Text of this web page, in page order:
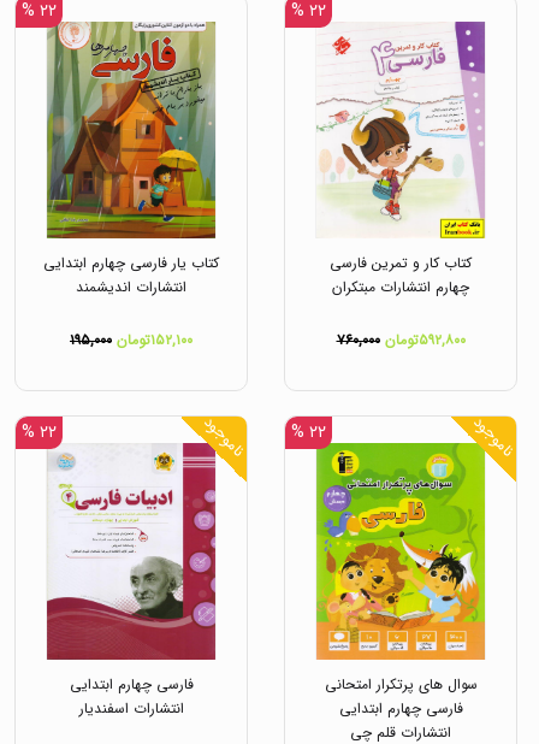
۲۲ %
کتاب کار و تمرین فارسی
چهارم انتشارات مبتکران
۵۹۲,۸۰۰تومان ۷۶۰,۰۰۰
۲۲ %
کتاب یار فارسی چهارم ابتدایی
انتشارات اندیشمند
۱۵۲,۱۰۰تومان ۱۹۵,۰۰۰
ناموجود ۲۲ %
سوال های پرتکرار امتحانی
فارسی چهارم ابتدایی
انتشارات قلم چی
ناموجود ۲۲ %
فارسی چهارم ابتدایی
انتشارات اسفندیار